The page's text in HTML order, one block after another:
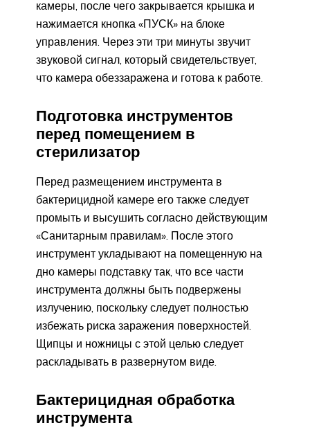
камеры, после чего закрывается крышка и
нажимается кнопка «ПУСК» на блоке
управления. Через эти три минуты звучит
звуковой сигнал, который свидетельствует,
что камера обеззаражена и готова к работе.
Подготовка инструментов
перед помещением в
стерилизатор
Перед размещением инструмента в
бактерицидной камере его также следует
промыть и высушить согласно действующим
«Санитарным правилам». После этого
инструмент укладывают на помещенную на
дно камеры подставку так, что все части
инструмента должны быть подвержены
излучению, поскольку следует полностью
избежать риска заражения поверхностей.
Щипцы и ножницы с этой целью следует
раскладывать в развернутом виде.
Бактерицидная обработка
инструмента